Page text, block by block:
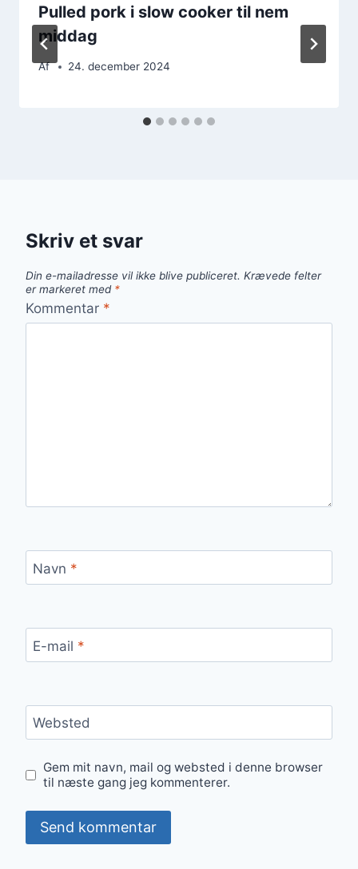
Pulled pork i slow cooker til nem
middag
Af 24. december 2024
Skriv et svar
Din e-mailadresse vil ikke blive publiceret. Krævede felter
er markeret med *
Kommentar *
Navn *
E-mail *
Websted
Gem mit navn, mail og websted i denne browser
til næste gang jeg kommenterer.